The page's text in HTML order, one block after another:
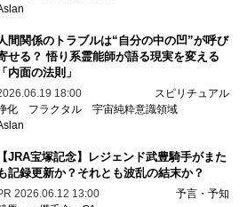
人間関係のトラブルは“自分の中の凹”が呼び
せる？ 悟り系霊能師が語る現実を変える
「内面の法則」
18:00
スピリチュアル
化
フラクタル 宇宙純粋意識領域
【JRA宝塚記念】レジェンド武豊騎手がまた
記録更新か？それとも波乱の結末か？
2026.06.12 13:00
予言・予知